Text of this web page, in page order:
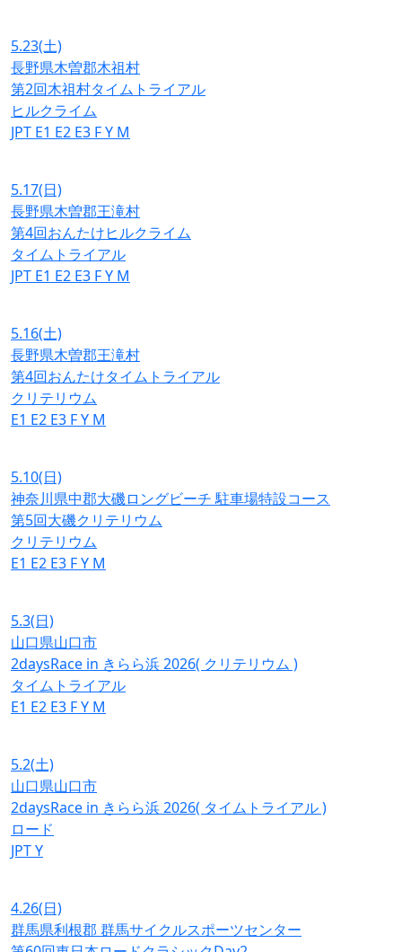
5.23(土)
長野県木曽郡木祖村
第2回木祖村タイムトライアル
ヒルクライム
JPT E1 E2 E3 FY M
5.17(日)
長野県木曽郡王滝村
第4回おんたけヒルクライム
タイムトライアル
JPT E1 E2 E3 FY M
5.16(土)
長野県木曽郡王滝村
第4回おんたけタイムトライアル
クリテリウム
E1 E2 E3 FY M
5.10(日)
神奈川県中郡大磯ロングビーチ 駐車場特設コース
第5回大磯クリテリウム
クリテリウム
E1 E2 E3 FY M
5.3(日)
山口県山口市
2daysRace in きらら浜 2026( クリテリウム )
タイムトライアル
E1 E2 E3 FY M
5.2(土)
山口県山口市
2daysRace in きらら浜 2026( タイムトライアル )
ロード
JPTY
4.26(日)
群馬県利根郡 群馬サイクルスポーツセンター